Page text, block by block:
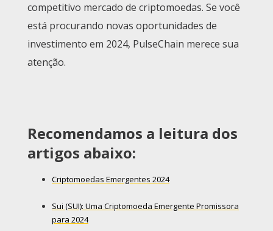
competitivo mercado de criptomoedas. Se você
está procurando novas oportunidades de
investimento em 2024, PulseChain merece sua
atenção.
Recomendamos a leitura dos
artigos abaixo:
Criptomoedas Emergentes 2024
Sui (SUI): Uma Criptomoeda Emergente Promissora
para 2024